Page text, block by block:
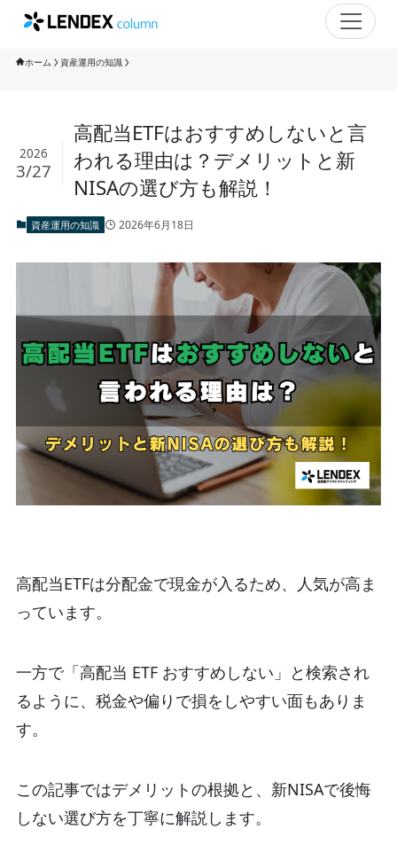
ホーム 資産運用の知識
高配当ETFはおすすめしないと言
われる理由は？デメリットと新
NISAの選び方も解説！
2026
3/27
資産運用の知識 2026年6月18日
高配当ETFは分配金で現金が入るため、人気が高ま
っています。
一方で「高配当 ETF おすすめしない」と検索され
るように、税金や偏りで損をしやすい面もありま
す。
この記事ではデメリットの根拠と、新NISAで後悔
しない選び方を丁寧に解説します。